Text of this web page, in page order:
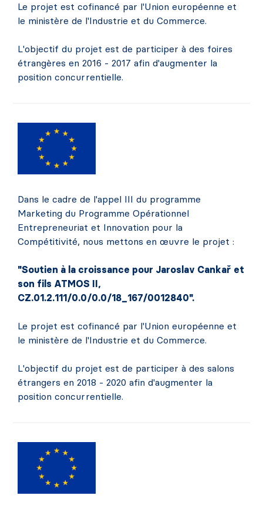
Le projet est cofinancé par l'Union européenne et
le ministère de l'Industrie et du Commerce.
L'objectif du projet est de participer à des foires
étrangères en 2016 - 2017 afin d'augmenter la
position concurrentielle.
Dans le cadre de l'appel III du programme
Marketing du Programme Opérationnel
Entrepreneuriat et Innovation pour la
Compétitivité, nous mettons en œuvre le projet :
"Soutien à la croissance pour Jaroslav Cankař et
son fils ATMOS II,
CZ.01.2.111/0.0/0.0/18_167/0012840".
Le projet est cofinancé par l'Union européenne et
le ministère de l'Industrie et du Commerce.
L'objectif du projet est de participer à des salons
étrangers en 2018 - 2020 afin d'augmenter la
position concurrentielle.